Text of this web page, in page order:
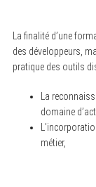
La finalité d’une
des développeurs,
pratique des outils
La
domaine
métier,
S